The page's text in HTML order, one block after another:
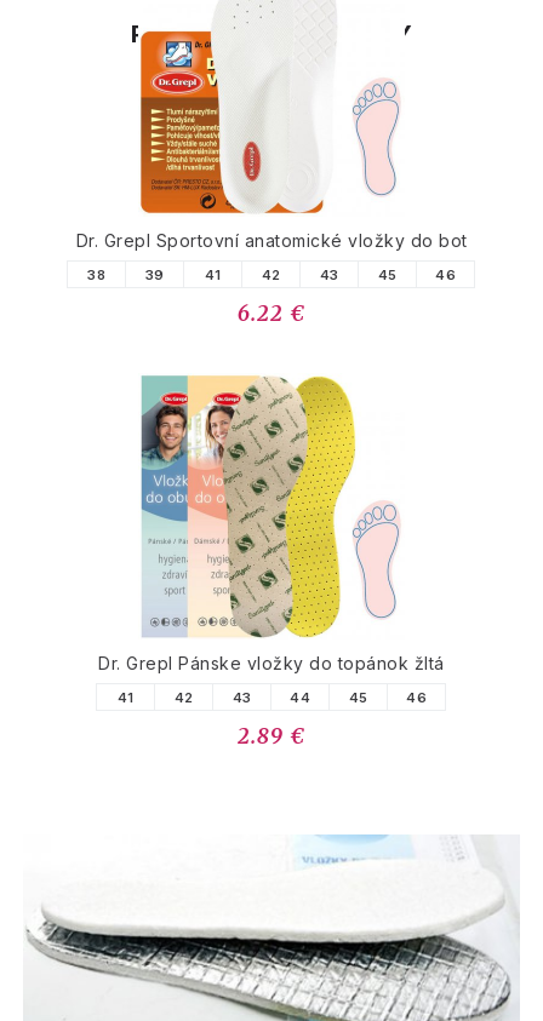
PODOBNÉ PRODUKTY
Dr. Grepl Sportovní anatomické vložky do bot
38 39 41 42 43 45 46
6.22 €
Dr. Grepl Pánske vložky do topánok žltá
41 42 43 44 45 46
2.89 €